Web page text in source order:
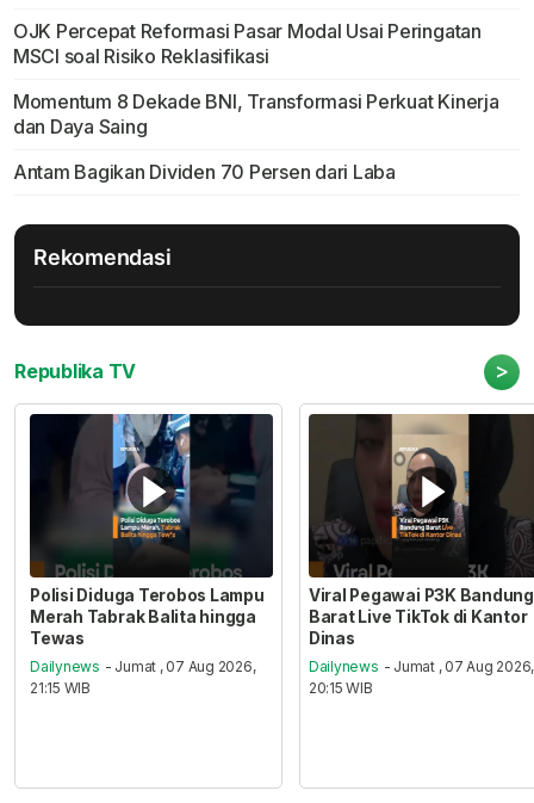
OJK Percepat Reformasi Pasar Modal Usai Peringatan
MSCI soal Risiko Reklasifikasi
Momentum 8 Dekade BNI, Transformasi Perkuat Kinerja
dan Daya Saing
Antam Bagikan Dividen 70 Persen dari Laba
Rekomendasi
Republika TV >
Polisi Diduga Terobos Lampu
Merah Tabrak Balita hingga
Tewas
Dailynews - Jumat , 07 Aug 2026,
21:15 WIB
Viral Pegawai P3K Bandung
Barat Live TikTok di Kantor
Dinas
Dailynews - Jumat , 07 Aug 2026,
20:15 WIB